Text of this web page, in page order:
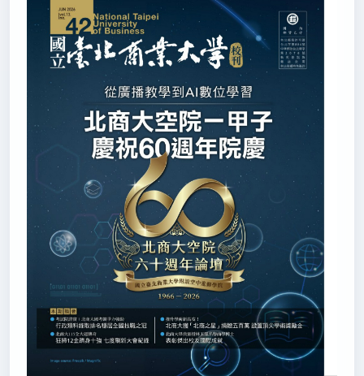
秘書室公關組
2026/07/21
新北免費營養午餐將上路 議員：75元齊頭式補助不
盡公平(轉載自 聯合文教 115.7.21)
秘書室公關組
115年師鐸獎揭曉 新北5教師獲最高榮譽(轉載自 國立
教育廣播電台 115.7.20)
秘書室公關組
2026/07/16
新北攜手日本鹿屋市簽教育ＭＯＵ(轉載自 台灣新生
報 115.7.16)
秘書室公關組